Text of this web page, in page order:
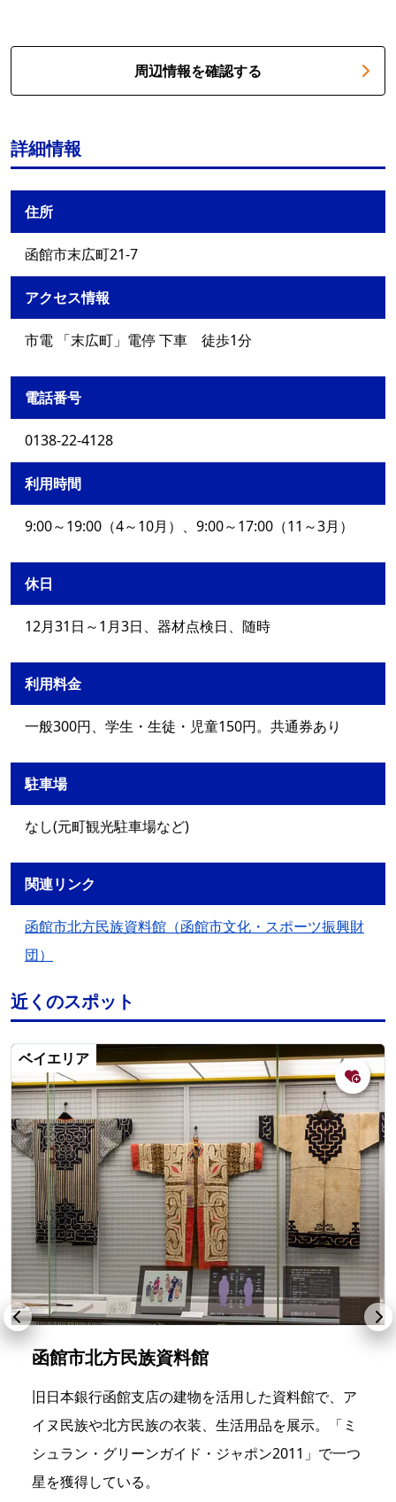
周辺情報を確認する
詳細情報
住所
函館市末広町21-7
アクセス情報
市電 「末広町」電停 下車 徒歩1分
電話番号
0138-22-4128
利用時間
9:00～19:00（4～10月）、9:00～17:00（11～3月）
休日
12月31日～1月3日、器材点検日、随時
利用料金
一般300円、学生・生徒・児童150円。共通券あり
駐車場
なし(元町観光駐車場など)
関連リンク
函館市北方民族資料館（函館市文化・スポーツ振興財
団）
近くのスポット
ベイエリア
函館市北方民族資料館
旧日本銀行函館支店の建物を活用した資料館で、ア
イヌ民族や北方民族の衣装、生活用品を展示。「ミ
シュラン・グリーンガイド・ジャポン2011」で一つ
星を獲得している。